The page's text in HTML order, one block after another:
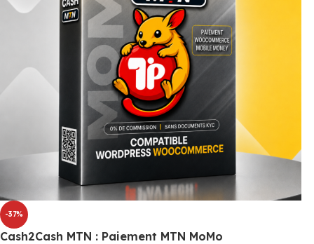
-37%
Cash2Cash MTN : Paiement MTN MoMo